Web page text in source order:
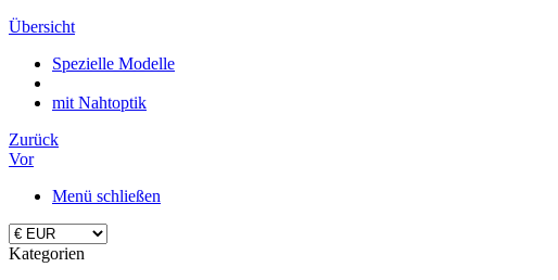
Übersicht
Spezielle Modelle
mit Nahtoptik
Zurück
Vor
Menü schließen
Kategorien